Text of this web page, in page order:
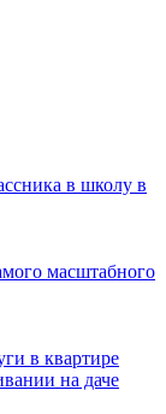
в школу в
масштабного
в квартире
на даче